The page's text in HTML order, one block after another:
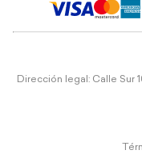
Dirección legal: Calle Sur